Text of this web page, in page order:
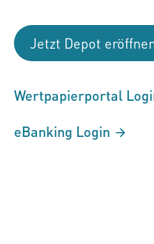
Jetzt Depot
Wertpapierportal
eBanking Login